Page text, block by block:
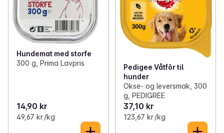
✓ Gnager
✓ Snacks og godbiter til hund
✓ Utstyr og leker til hund
Hundemat med storfe
300 g, Prima Lavpris
14,90 kr
49,67 kr /kg
Pedigee Våtfôr til
hunder
Okse- og leversmak, 300
g, PEDIGREE
37,10 kr
123,67 kr /kg